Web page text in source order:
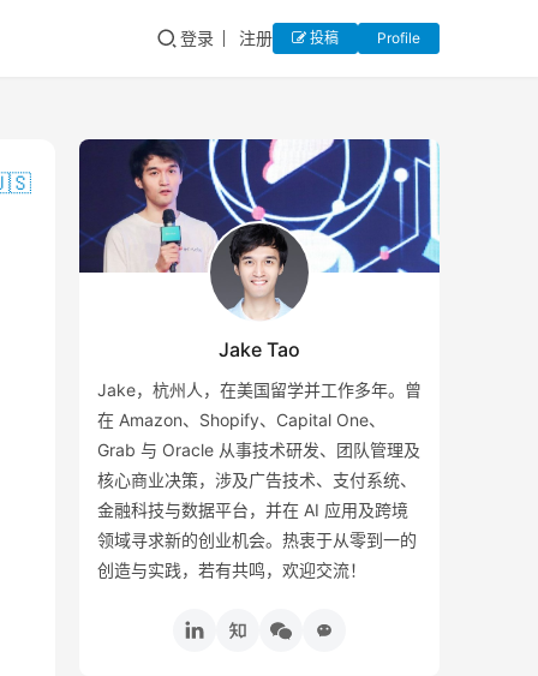
登录 注册 投稿 Profile
Jake Tao
Jake，杭州人，在美国留学并工作多年。曾
在 Amazon、Shopify、Capital One、
Grab 与 Oracle 从事技术研发、团队管理及
核心商业决策，涉及广告技术、支付系统、
金融科技与数据平台，并在 AI 应用及跨境
领域寻求新的创业机会。热衷于从零到一的
创造与实践，若有共鸣，欢迎交流！